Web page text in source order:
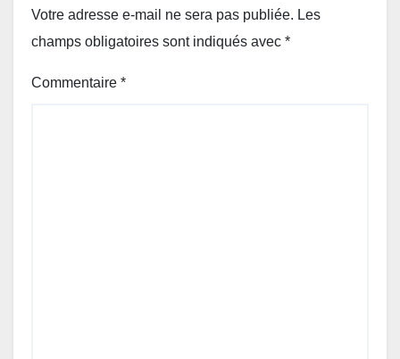
Votre adresse e-mail ne sera pas publiée. Les
champs obligatoires sont indiqués avec *
Commentaire *